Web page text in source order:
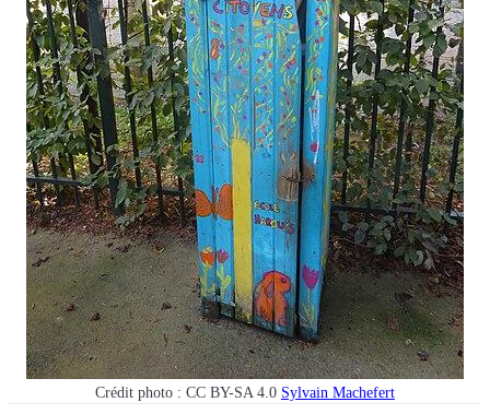
Crédit photo : CC BY-SA 4.0 Sylvain Machefert